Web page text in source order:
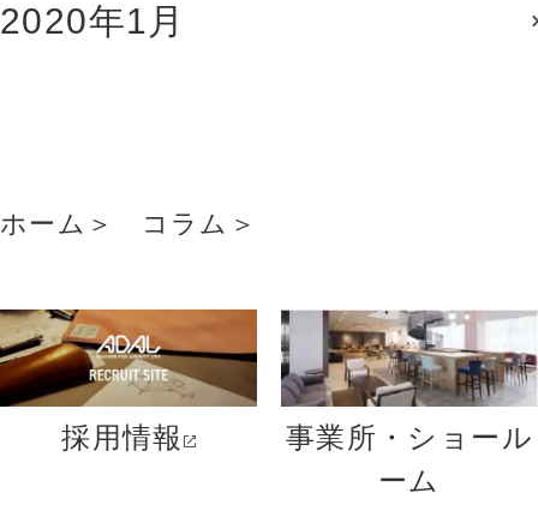
2020年1月
ホーム コラム
採用情報
事業所・ショール
ーム